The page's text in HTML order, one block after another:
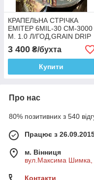
КРАПЕЛЬНА СТРІЧКА
ЕМІТЕР 6MIL-30 СМ-3000
М. 1.0 Л/ГОД,GRAIN DRIP
3 400 ₴/бухта
Купити
Про нас
80% позитивних з 540
Працює з
м. Вінниця
вул.Максима Шимка,
Контакти